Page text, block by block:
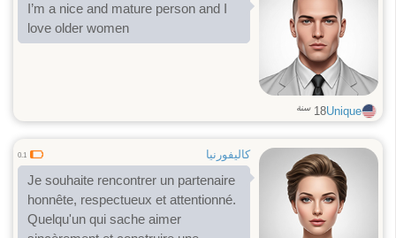
I’m a nice and mature person and I
love older women
Unique
18 سنة
كاليفورنيا 0.1
Je souhaite rencontrer un partenaire
honnête, respectueux et attentionné.
Quelqu'un qui sache aimer